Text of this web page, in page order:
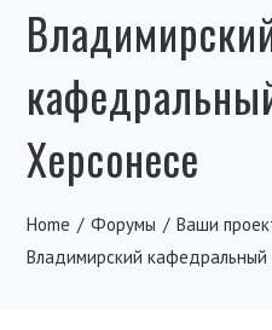
Херсонесе
Home Форумы
Ваши
Владимирский кафедральный